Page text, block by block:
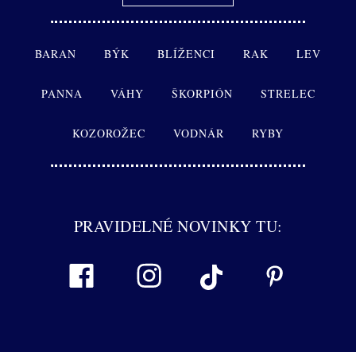
BARAN BÝK BLÍŽENCI RAK LEV
PANNA VÁHY ŠKORPIÓN STRELEC
KOZOROŽEC VODNÁR RYBY
PRAVIDELNÉ NOVINKY TU: